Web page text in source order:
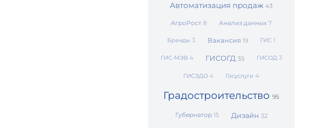
Автоматизация продаж43
АгроРост8 Анализ данных7
Бренды3 Вакансия19 ГИС1
ГИС-МЭВ 4 ГИСОГД 35 ГИСОД 3
ГИСЭДО4 Госуслуги4
Градостроительство95
Губернатор 15 Дизайн 32